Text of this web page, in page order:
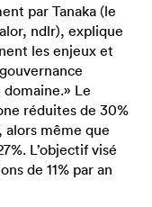
par Tanaka (le
ndlr), explique
les enjeux et
Le
réduites de 30%
alors même que
L’objectif visé
de 11% par an